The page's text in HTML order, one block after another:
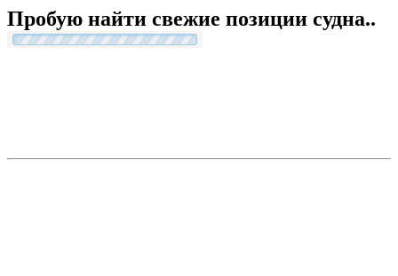
Пробую найти свежие позиции судна..